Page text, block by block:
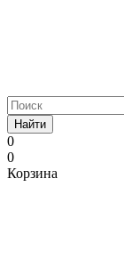
Найти
0
0
Корзина